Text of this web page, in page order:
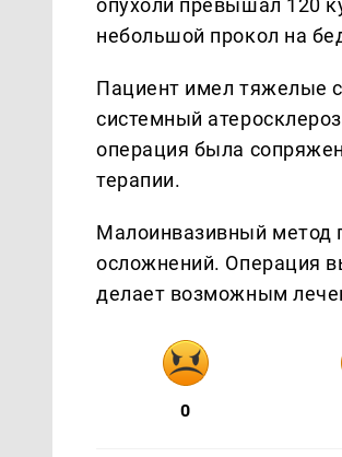
опухоли превышал 120
небольшой прокол на
Пациент имел тяжелые
системный
операция была
терапии.
Малоинвазивный метод
осложнений. Операция
делает возможным
0